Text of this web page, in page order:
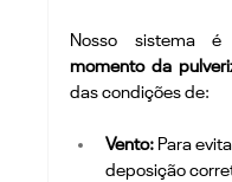
momento da
das condições de:
Vento: Para
deposição